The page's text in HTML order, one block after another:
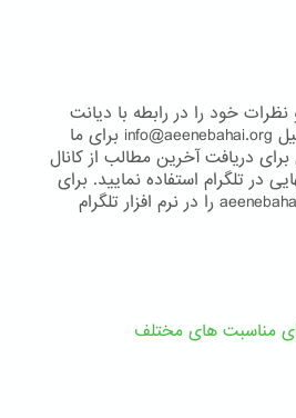
خود را در رابطه با دیانت
بهایی از طریق آدرس ایمیل info@aeenebahai.org برای ما
دریافت آخرین مطالب از کانال
در تلگرام استفاده نمایید. برای
جستجو شناسه کاربری aeenebahai1 را در نرم افزار تلگرام
مناسبت های مختلف